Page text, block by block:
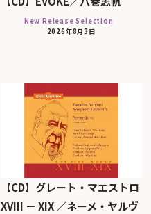
New Release Selection
2026年8月3日
【CD】グレート・マエストロ
XVIII － XIX ／ネーメ・ヤルヴ